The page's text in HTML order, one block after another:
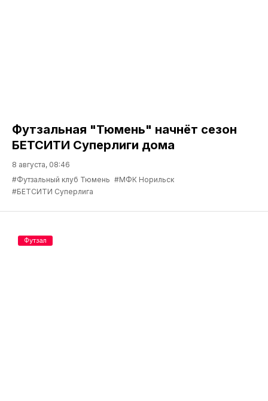
Футзальная "Тюмень" начнёт сезон
БЕТСИТИ Суперлиги дома
8 августа, 08:46
#Футзальный клуб Тюмень #МФК Норильск
#БЕТСИТИ Суперлига
Футзал